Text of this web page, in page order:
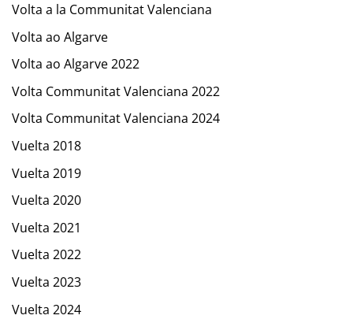
Volta a la Communitat Valenciana
Volta ao Algarve
Volta ao Algarve 2022
Volta Communitat Valenciana 2022
Volta Communitat Valenciana 2024
Vuelta 2018
Vuelta 2019
Vuelta 2020
Vuelta 2021
Vuelta 2022
Vuelta 2023
Vuelta 2024